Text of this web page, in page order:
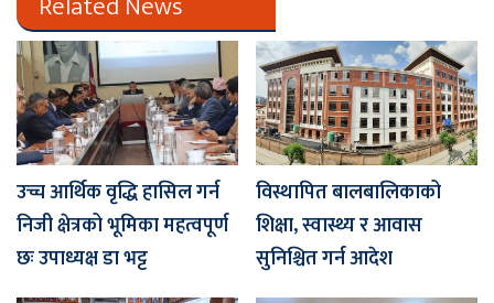
उच्च आर्थिक वृद्धि हासिल गर्न
निजी क्षेत्रको भूमिका महत्वपूर्ण
छः उपाध्यक्ष डा भट्ट
विस्थापित बालबालिकाको
शिक्षा, स्वास्थ्य र आवास
सुनिश्चित गर्न आदेश